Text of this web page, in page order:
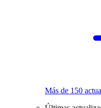
Más de 150